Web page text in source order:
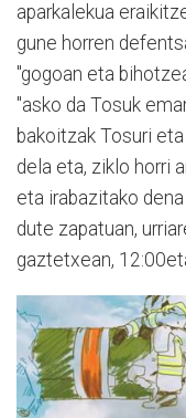
aparkalekua
gune horren
"gogoan eta
"asko da Tosuk
bakoitzak Tosuri
dela eta, ziklo horri
eta irabazitako
dute zapatuan,
gaztetxean,